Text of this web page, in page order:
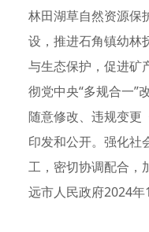
林田湖草自然资源保
设，推进石角镇幼林
与生态保护，促进矿
彻党中央“多规合一”
随意修改、违规变更
印发和公开。强化社
工，密切协调配合，
远市人民政府2024年